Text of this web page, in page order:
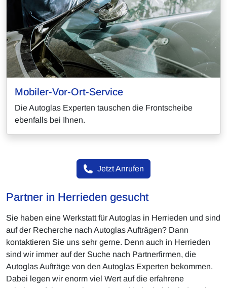
Mobiler-Vor-Ort-Service
Die Autoglas Experten tauschen die Frontscheibe
ebenfalls bei Ihnen.
Jetzt Anrufen
Partner in Herrieden gesucht
Sie haben eine Werkstatt für Autoglas in Herrieden und sind
auf der Recherche nach Autoglas Aufträgen? Dann
kontaktieren Sie uns sehr gerne. Denn auch in Herrieden
sind wir immer auf der Suche nach Partnerfirmen, die
Autoglas Aufträge von den Autoglas Experten bekommen.
Dabei legen wir enorm viel Wert auf die erfahrene